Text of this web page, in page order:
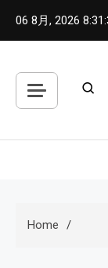
06 8月, 2026
Home